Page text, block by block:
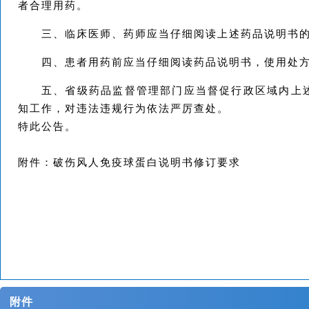
者合理用药。
三、临床医师、药师应当仔细阅读上述药品说明书
四、患者用药前应当仔细阅读药品说明书，使用处
五、省级药品监督管理部门应当督促行政区域内
知工作，对违法违规行为依法严厉查处。
特此公告。
附件：破伤风人免疫球蛋白说明书修订要求
附件